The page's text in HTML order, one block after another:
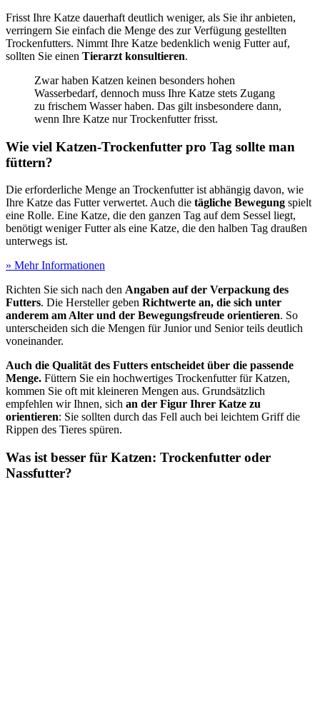
Frisst Ihre Katze dauerhaft deutlich weniger, als Sie ihr anbieten,
verringern Sie einfach die Menge des zur Verfügung gestellten
Trockenfutters. Nimmt Ihre Katze bedenklich wenig Futter auf,
sollten Sie einen Tierarzt konsultieren.
Zwar haben Katzen keinen besonders hohen
Wasserbedarf, dennoch muss Ihre Katze stets Zugang
zu frischem Wasser haben. Das gilt insbesondere dann,
wenn Ihre Katze nur Trockenfutter frisst.
Wie viel Katzen-Trockenfutter pro Tag sollte man
füttern?
Die erforderliche Menge an Trockenfutter ist abhängig davon, wie
Ihre Katze das Futter verwertet. Auch die tägliche Bewegung spielt
eine Rolle. Eine Katze, die den ganzen Tag auf dem Sessel liegt,
benötigt weniger Futter als eine Katze, die den halben Tag draußen
unterwegs ist.
» Mehr Informationen
Richten Sie sich nach den Angaben auf der Verpackung des
Futters. Die Hersteller geben Richtwerte an, die sich unter
anderem am Alter und der Bewegungsfreude orientieren. So
unterscheiden sich die Mengen für Junior und Senior teils deutlich
voneinander.
Auch die Qualität des Futters entscheidet über die passende
Menge. Füttern Sie ein hochwertiges Trockenfutter für Katzen,
kommen Sie oft mit kleineren Mengen aus. Grundsätzlich
empfehlen wir Ihnen, sich an der Figur Ihrer Katze zu
orientieren: Sie sollten durch das Fell auch bei leichtem Griff die
Rippen des Tieres spüren.
Was ist besser für Katzen: Trockenfutter oder
Nassfutter?